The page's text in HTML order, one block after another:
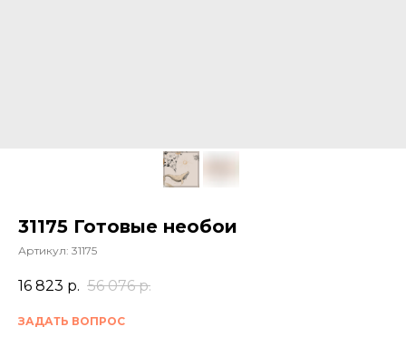
31175 Готовые необои
Артикул: 31175
16 823 р. 56 076 р.
ЗАДАТЬ ВОПРОС